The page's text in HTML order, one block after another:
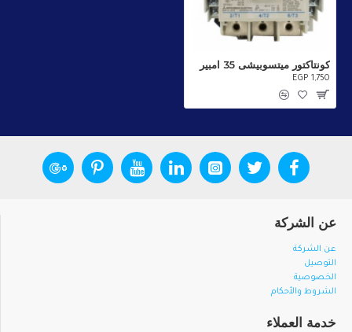
كونتاكتور ميتسوبيشى 35 امبير
EGP 1,750
عن الشركة
عن الشركة
التوصيل
الخصوصية
الشروط والأحكام
خدمة العملاء